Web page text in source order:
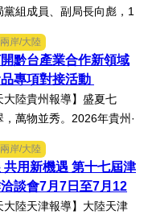
黨組成員、副局長向彪，1
年貴州・臺灣經貿交流合
大數據與人工智能產業對
召開黔台大數據與人工智
，旨在搭建兩...
兩岸/大陸
黔台產業合作新領域
專項對接活動
大陸貴州報導】盛夏七
，萬物並秀。2026年貴州·
合作懇談會「黔台生態食
動」於7月13日至16日舉
商代表跨海而來，踏訪貴
業一線，...
兩岸/大陸
共用新機遇 第十七屆津
談會7月7日至7月12
辦
大陸天津報導】大陸天津